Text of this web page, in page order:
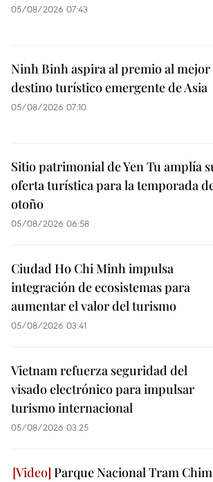
05/08/2026 07:43
Ninh Binh aspira al premio al mejor
destino turístico emergente de Asia
05/08/2026 07:10
Sitio patrimonial de Yen Tu amplía
oferta turística para la temporada
otoño
05/08/2026 06:58
Ciudad Ho Chi Minh impulsa
integración de ecosistemas para
aumentar el valor del turismo
05/08/2026 03:41
Vietnam refuerza seguridad del
visado electrónico para impulsar
turismo internacional
05/08/2026 03:25
Parque Nacional Tram Chim